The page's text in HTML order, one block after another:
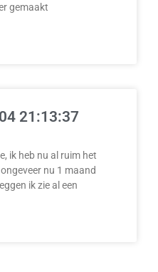
gemaakt
21:13:37
ik heb nu al ruim het
nu 1 maand
ik zie al een